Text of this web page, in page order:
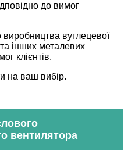
до вимог
виробництва вуглецевої
інших металевих
клієнтів.
на ваш вибір.
вентилятора